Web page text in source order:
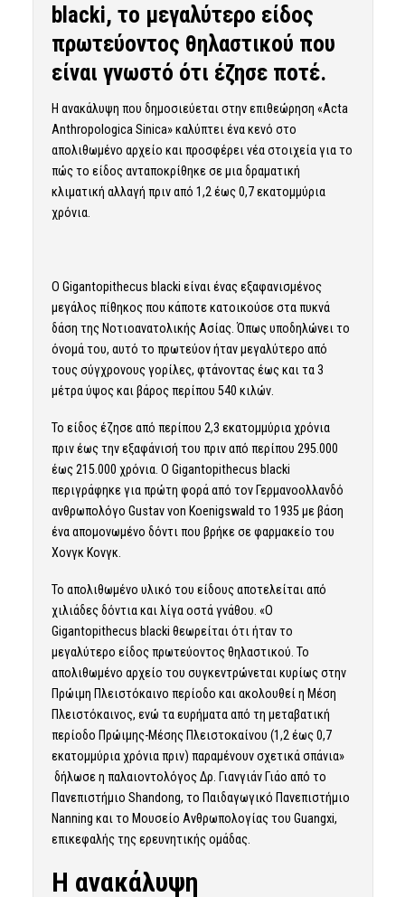
blacki, το μεγαλύτερο είδος
πρωτεύοντος θηλαστικού που
είναι γνωστό ότι έζησε ποτέ.
Η ανακάλυψη που δημοσιεύεται στην επιθεώρηση «Acta
Anthropologica Sinica» καλύπτει ένα κενό στο
απολιθωμένο αρχείο και προσφέρει νέα στοιχεία για το
πώς το είδος ανταποκρίθηκε σε μια δραματική
κλιματική αλλαγή πριν από 1,2 έως 0,7 εκατομμύρια
χρόνια.
Ο Gigantopithecus blacki είναι ένας εξαφανισμένος
μεγάλος πίθηκος που κάποτε κατοικούσε στα πυκνά
δάση της Νοτιοανατολικής Ασίας. Όπως υποδηλώνει το
όνομά του, αυτό το πρωτεύον ήταν μεγαλύτερο από
τους σύγχρονους γορίλες, φτάνοντας έως και τα 3
μέτρα ύψος και βάρος περίπου 540 κιλών.
Το είδος έζησε από περίπου 2,3 εκατομμύρια χρόνια
πριν έως την εξαφάνισή του πριν από περίπου 295.000
έως 215.000 χρόνια. O Gigantopithecus blacki
περιγράφηκε για πρώτη φορά από τον Γερμανοολλανδό
ανθρωπολόγο Gustav von Koenigswald το 1935 με βάση
ένα απομονωμένο δόντι που βρήκε σε φαρμακείο του
Χονγκ Κονγκ.
Το απολιθωμένο υλικό του είδους αποτελείται από
χιλιάδες δόντια και λίγα οστά γνάθου. «O
Gigantopithecus blacki θεωρείται ότι ήταν το
μεγαλύτερο είδος πρωτεύοντος θηλαστικού. Το
απολιθωμένο αρχείο του συγκεντρώνεται κυρίως στην
Πρώιμη Πλειστόκαινο περίοδο και ακολουθεί η Μέση
Πλειστόκαινος, ενώ τα ευρήματα από τη μεταβατική
περίοδο Πρώιμης-Μέσης Πλειστοκαίνου (1,2 έως 0,7
εκατομμύρια χρόνια πριν) παραμένουν σχετικά σπάνια»
δήλωσε η παλαιοντολόγος Δρ. Γιανγιάν Γιάο από το
Πανεπιστήμιο Shandong, το Παιδαγωγικό Πανεπιστήμιο
Nanning και το Μουσείο Ανθρωπολογίας του Guangxi,
επικεφαλής της ερευνητικής ομάδας.
Η ανακάλυψη